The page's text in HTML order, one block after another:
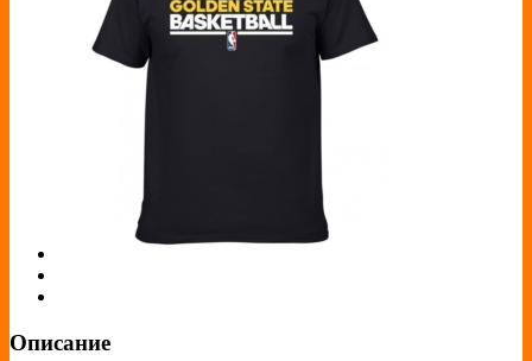
Описание